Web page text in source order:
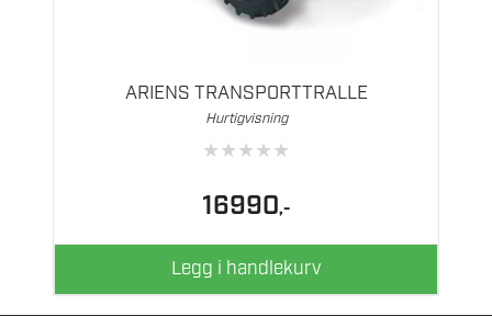
ARIENS TRANSPORTTRALLE
Hurtigvisning
★★★★★
16990,-
Legg i handlekurv